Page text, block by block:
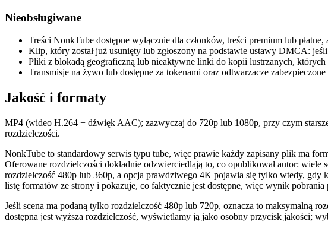
Nieobsługiwane
Treści NonkTube dostępne wyłącznie dla członków, treści premium lub
Klip, który został już usunięty lub zgłoszony na podstawie ustawy DMCA:
Pliki z blokadą geograficzną lub nieaktywne linki do kopii lustrzanych, których
Transmisje na żywo lub dostępne za tokenami oraz odtwarzacze
Jakość i formaty
MP4 (wideo H.264 + dźwięk AAC); zazwyczaj do 720p lub 1080p, przy czym
rozdzielczości.
NonkTube to standardowy serwis typu tube, więc prawie każdy zapisany plik ma
Oferowane rozdzielczości dokładnie odzwierciedlają to, co opublikował autor:
rozdzielczość 480p lub 360p, a opcja prawdziwego 4K pojawia się tylko wtedy, gdy
listę formatów ze strony i pokazuje, co faktycznie jest dostępne, więc wynik
Jeśli scena ma podaną tylko rozdzielczość 480p lub 720p, oznacza to maksymalną
dostępna jest wyższa rozdzielczość, wyświetlamy ją jako osobny przycisk jakości;